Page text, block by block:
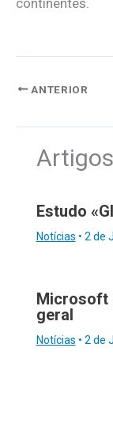
continentes.
ANTERIOR
Estudo
Notícias • 2 de
Microsoft
geral
Notícias • 2 de